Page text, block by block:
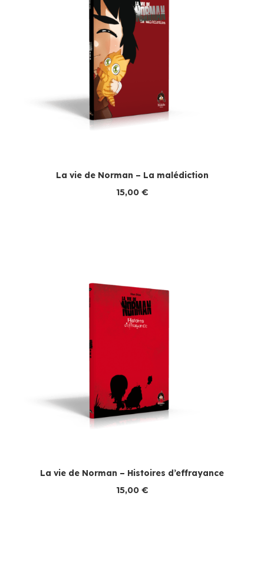
La vie de Norman – La malédiction
15,00 €
La vie de Norman – Histoires d’effrayance
15,00 €